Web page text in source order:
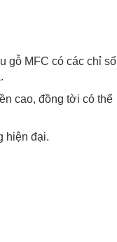
gỗ MFC có các chỉ số
cao, đồng tời có thể
hiện đại.